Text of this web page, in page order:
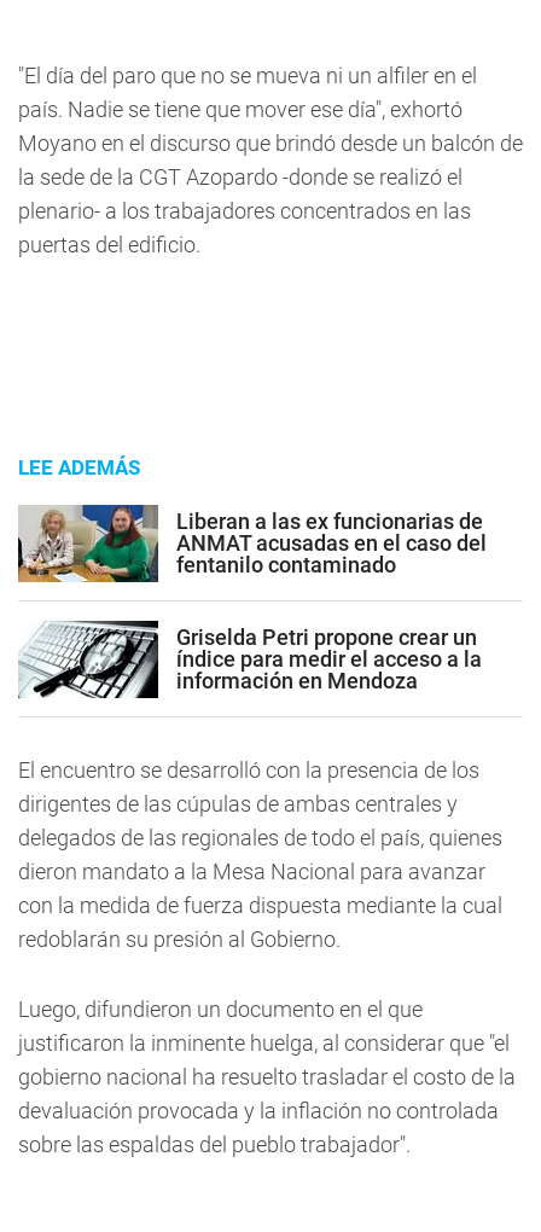
"El día del paro que no se mueva ni un alfiler en el
país. Nadie se tiene que mover ese día", exhortó
Moyano en el discurso que brindó desde un balcón de
la sede de la CGT Azopardo -donde se realizó el
plenario- a los trabajadores concentrados en las
puertas del edificio.
LEE ADEMÁS
Liberan a las ex funcionarias de
ANMAT acusadas en el caso del
fentanilo contaminado
Griselda Petri propone crear un
índice para medir el acceso a la
información en Mendoza
El encuentro se desarrolló con la presencia de los
dirigentes de las cúpulas de ambas centrales y
delegados de las regionales de todo el país, quienes
dieron mandato a la Mesa Nacional para avanzar
con la medida de fuerza dispuesta mediante la cual
redoblarán su presión al Gobierno.
Luego, difundieron un documento en el que
justificaron la inminente huelga, al considerar que "el
gobierno nacional ha resuelto trasladar el costo de la
devaluación provocada y la inflación no controlada
sobre las espaldas del pueblo trabajador".